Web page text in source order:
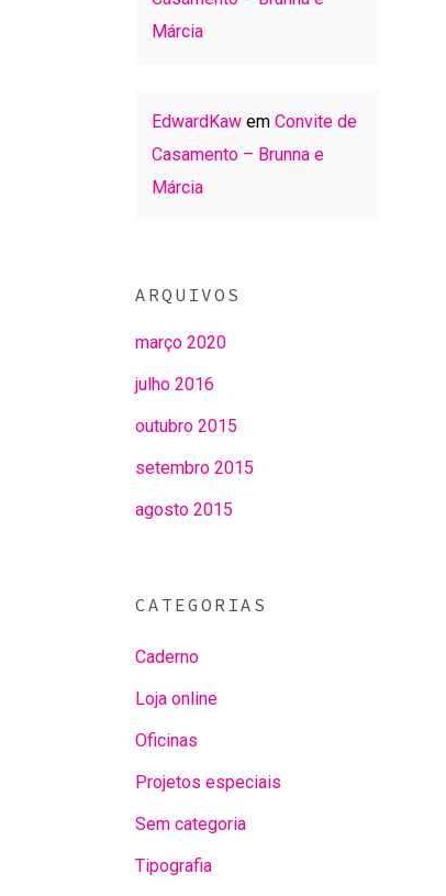
Márcia
EdwardKawem Convite de
Casamento – Brunna e
Márcia
ARQUIVOS
março 2020
julho 2016
outubro 2015
setembro 2015
agosto 2015
CATEGORIAS
Caderno
Loja online
Oficinas
Projetos especiais
Sem categoria
Tipografia